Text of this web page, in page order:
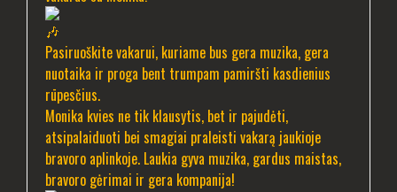
Pasiruoškite vakarui, kuriame bus gera muzika, gera
nuotaika ir proga bent trumpam pamiršti kasdienius
rūpesčius.
Monika kvies ne tik klausytis, bet ir pajudėti,
atsipalaiduoti bei smagiai praleisti vakarą jaukioje
bravoro aplinkoje. Laukia gyva muzika, gardus maistas,
bravoro gėrimai ir gera kompanija!